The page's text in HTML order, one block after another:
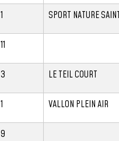
1 SPORT NATURE
11
3 LE TEIL COURT
1 VALLON PLEIN AIR
9